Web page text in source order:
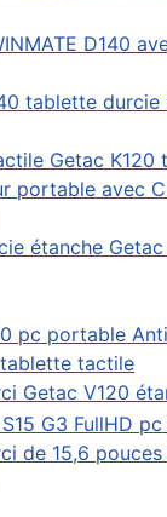
tablette durcie
étanche Getac
Getac V120
de 15,6 pouces